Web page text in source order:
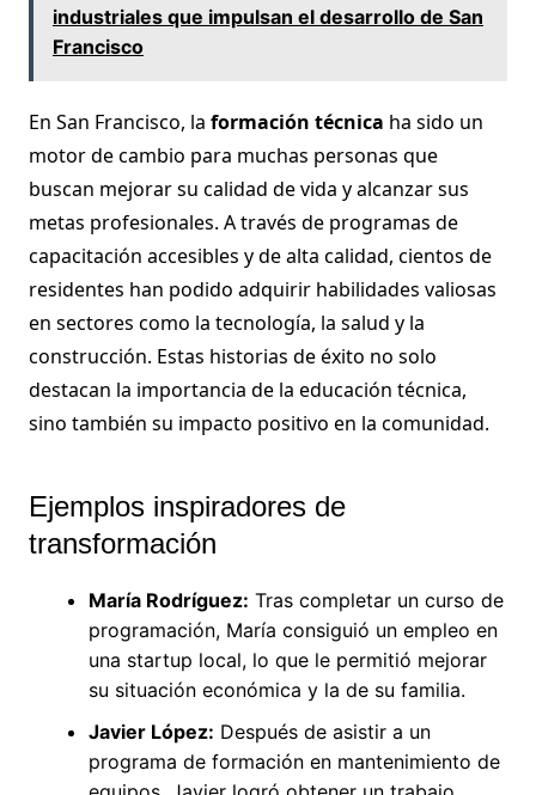
industriales que impulsan el desarrollo de San
Francisco
En San Francisco, la formación técnica ha sido un
motor de cambio para muchas personas que
buscan mejorar su calidad de vida y alcanzar sus
metas profesionales. A través de programas de
capacitación accesibles y de alta calidad, cientos de
residentes han podido adquirir habilidades valiosas
en sectores como la tecnología, la salud y la
construcción. Estas historias de éxito no solo
destacan la importancia de la educación técnica,
sino también su impacto positivo en la comunidad.
Ejemplos inspiradores de
transformación
María Rodríguez: Tras completar un curso de
programación, María consiguió un empleo en
una startup local, lo que le permitió mejorar
su situación económica y la de su familia.
Javier López: Después de asistir a un
programa de formación en mantenimiento de